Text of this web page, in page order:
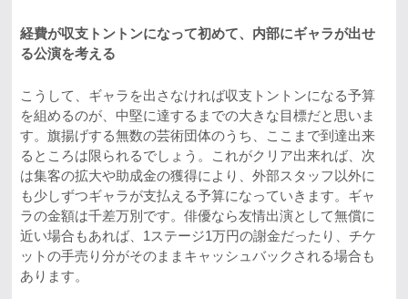
経費が収支トントンになって初めて、内部にギャラが出せ
る公演を考える
こうして、ギャラを出さなければ収支トントンになる予算
を組めるのが、中堅に達するまでの大きな目標だと思いま
す。旗揚げする無数の芸術団体のうち、ここまで到達出来
るところは限られるでしょう。これがクリア出来れば、次
は集客の拡大や助成金の獲得により、外部スタッフ以外に
も少しずつギャラが支払える予算になっていきます。ギャ
ラの金額は千差万別です。俳優なら友情出演として無償に
近い場合もあれば、1ステージ1万円の謝金だったり、チケ
ットの手売り分がそのままキャッシュバックされる場合も
あります。